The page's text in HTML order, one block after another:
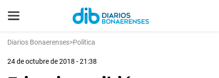
Diarios Bonaerenses>Política
24 de octubre de 2018 - 21:38